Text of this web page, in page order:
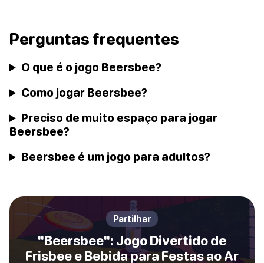
Perguntas frequentes
O que é o jogo Beersbee?
Como jogar Beersbee?
Preciso de muito espaço para jogar
Beersbee?
Beersbee é um jogo para adultos?
Partilhar
"Beersbee": Jogo Divertido de
Frisbee e Bebida para Festas ao Ar